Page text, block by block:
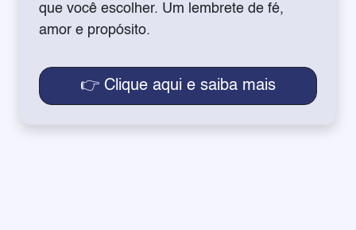
que você escolher. Um lembrete de fé,
amor e propósito.
👉 Clique aqui e saiba mais